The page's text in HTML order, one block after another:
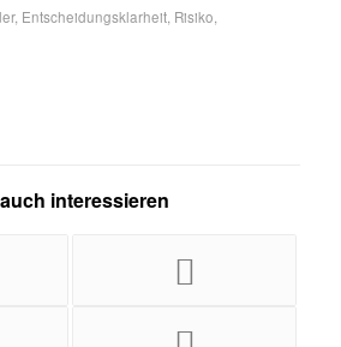
, Entscheidungsklarheit, Risiko,
interessieren